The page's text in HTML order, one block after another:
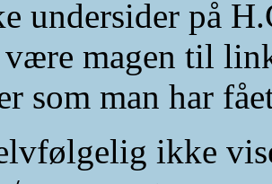
undersider på
magen til
som man har
ikke